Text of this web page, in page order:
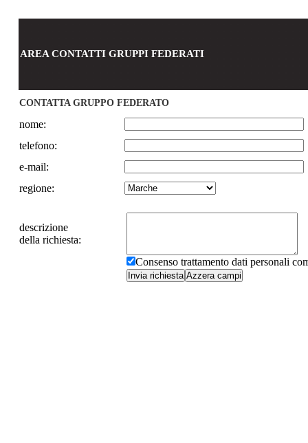
AREA CONTATTI GRUPPI FEDERATI
CONTATTA GRUPPO FEDERATO
nome:
telefono:
e-mail:
regione:
descrizione
della richiesta:
Consenso trattamento dati personali